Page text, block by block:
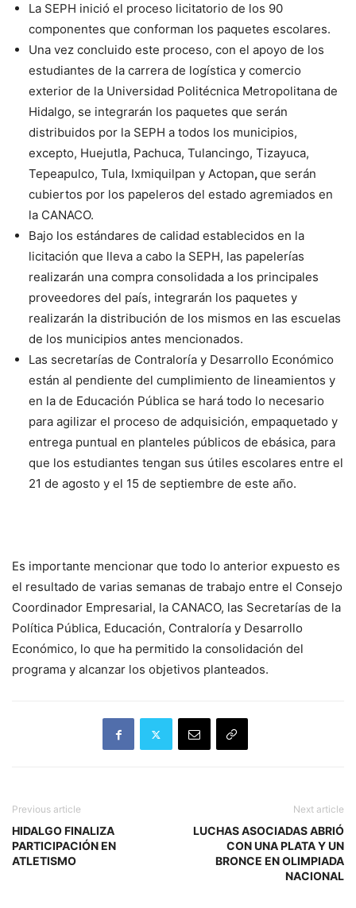
La SEPH inició el proceso licitatorio de los 90
componentes que conforman los paquetes escolares.
Una vez concluido este proceso, con el apoyo de los
estudiantes de la carrera de logística y comercio
exterior de la Universidad Politécnica Metropolitana de
Hidalgo, se integrarán los paquetes que serán
distribuidos por la SEPH a todos los municipios,
excepto, Huejutla, Pachuca, Tulancingo, Tizayuca,
Tepeapulco, Tula, Ixmiquilpan y Actopan,que serán
cubiertos por los papeleros del estado agremiados en
la CANACO.
Bajo los estándares de calidad establecidos en la
licitación que lleva a cabo la SEPH, las papelerías
realizarán una compra consolidada a los principales
proveedores del país, integrarán los paquetes y
realizarán la distribución de los mismos en las escuelas
de los municipios antes mencionados.
Las secretarías de Contraloría y Desarrollo Económico
están al pendiente del cumplimiento de lineamientos y
en la de Educación Pública se hará todo lo necesario
para agilizar el proceso de adquisición, empaquetado y
entrega puntual en planteles públicos de ebásica, para
que los estudiantes tengan sus útiles escolares entre el
21 de agosto y el 15 de septiembre de este año.
Es importante mencionar que todo lo anterior expuesto es
el resultado de varias semanas de trabajo entre el Consejo
Coordinador Empresarial, la CANACO, las Secretarías de la
Política Pública, Educación, Contraloría y Desarrollo
Económico, lo que ha permitido la consolidación del
programa y alcanzar los objetivos planteados.
Previous article
HIDALGO FINALIZA
PARTICIPACIÓN EN
ATLETISMO
Next article
LUCHAS ASOCIADAS ABRIÓ
CON UNA PLATA Y UN
BRONCE EN OLIMPIADA
NACIONAL